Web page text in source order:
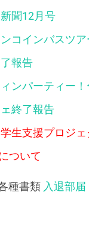
聞12月号
コインバスツア
報告
ンパーティー！
終了報告
生支援プロジェ
ついて
種書類 入退部届